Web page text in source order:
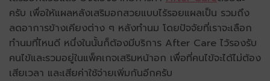
ครับ เพื่อให้แผลหลังเสริมอกสวยแบบไร้รอยแผลเป็น รวมถึง
ลดอาการข้างเคียงต่าง ๆ หลังทำนม โดยปัจจัยที่เราจะเลือก
ทำนมที่ไหนดี หนึ่งในนั้นก็ต้องมีบริการ After Care ไว้รองรับ
คนไข้และรวมอยู่ในแพ็คเกจเสริมหน้าอก เพื่อที่คนไข้จะได้ไม่ต้อง
เสียเวลา และเสียค่าใช้จ่ายเพิ่มกันอีกครับ